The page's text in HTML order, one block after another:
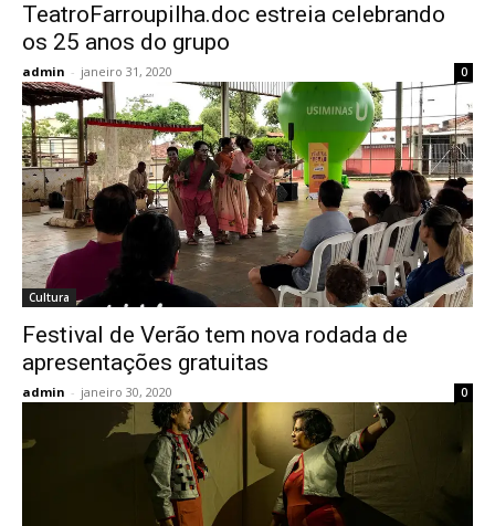
TeatroFarroupilha.doc estreia celebrando
os 25 anos do grupo
admin - janeiro 31, 2020 0
Cultura
Festival de Verão tem nova rodada de
apresentações gratuitas
admin - janeiro 30, 2020 0